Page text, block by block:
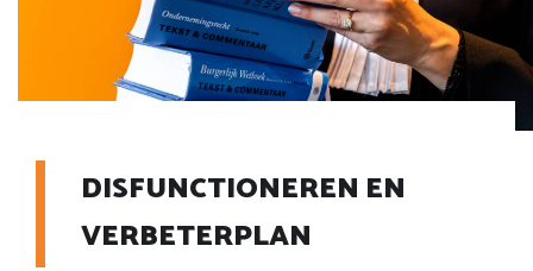
DISFUNCTIONEREN EN
VERBETERPLAN